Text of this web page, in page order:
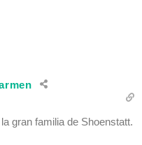
gran familia de Shoenstatt.